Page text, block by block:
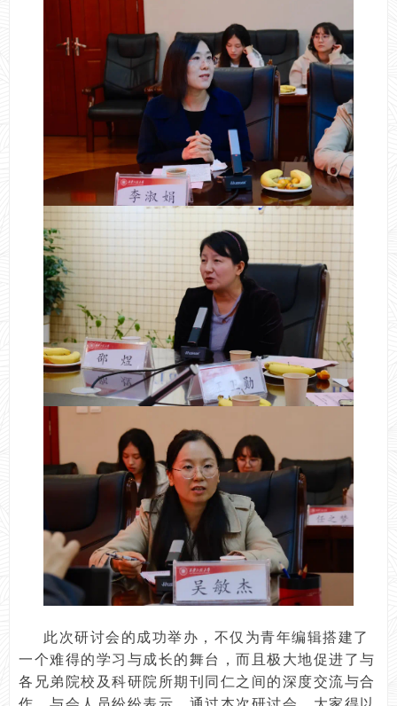
此次研讨会的成功举办，不仅为青年编辑搭建了
一个难得的学习与成长的舞台，而且极大地促进了与
各兄弟院校及科研院所期刊同仁之间的深度交流与合